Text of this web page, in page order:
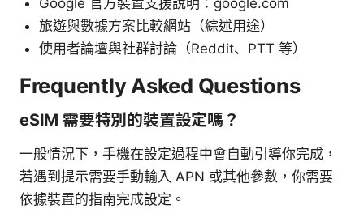
Google 官方裝置支援說明：google.com
旅遊與數據方案比較網站（綜述用途）
使用者論壇與社群討論（Reddit、PTT 等）
Frequently Asked Questions
eSIM 需要特別的裝置設定嗎？
一般情況下，手機在設定過程中會自動引導你完成，
若遇到提示需要手動輸入 APN 或其他參數，你需要
依據裝置的指南完成設定。